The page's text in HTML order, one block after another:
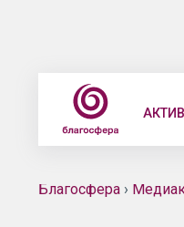
Благосфера›